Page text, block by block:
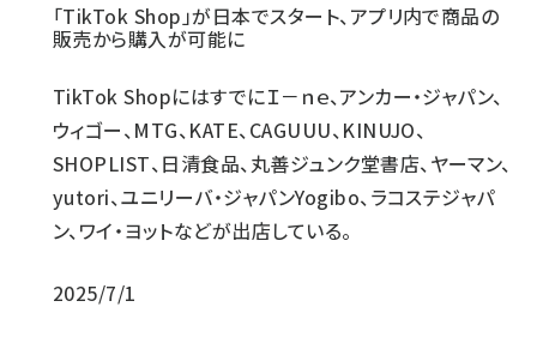
「TikTok Shop」が日本でスタート、アプリ内で商品の
販売から購入が可能に
TikTok ShopにはすでにＩ－ｎｅ、アンカー・ジャパン、
ウィゴー、MTG、KATE、CAGUUU、KINUJO、
SHOPLIST、日清食品、丸善ジュンク堂書店、ヤーマン、
yutori、ユニリーバ・ジャパンYogibo、ラコステジャパ
ン、ワイ・ヨットなどが出店している。
2025/7/1